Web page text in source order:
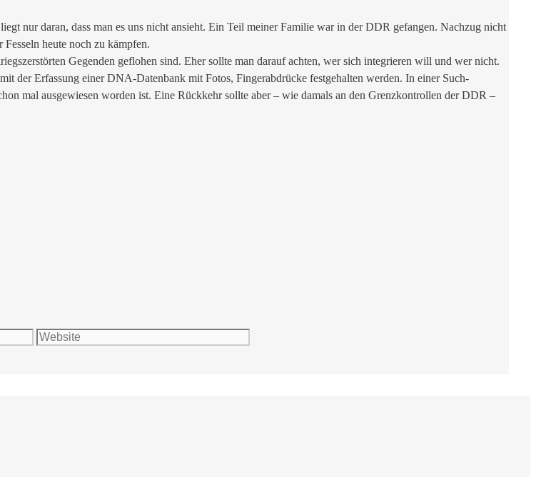
nur daran, dass man es uns nicht ansieht. Ein Teil meiner Familie war in der DDR gefangen. Nachzug nicht
heute noch zu kämpfen.
Gegenden geflohen sind. Eher sollte man darauf achten, wer sich integrieren will und wer nicht.
der Erfassung einer DNA-Datenbank mit Fotos, Fingerabdrücke festgehalten werden. In einer Such-
mal ausgewiesen worden ist. Eine Rückkehr sollte aber – wie damals an den Grenzkontrollen der DDR –
Website